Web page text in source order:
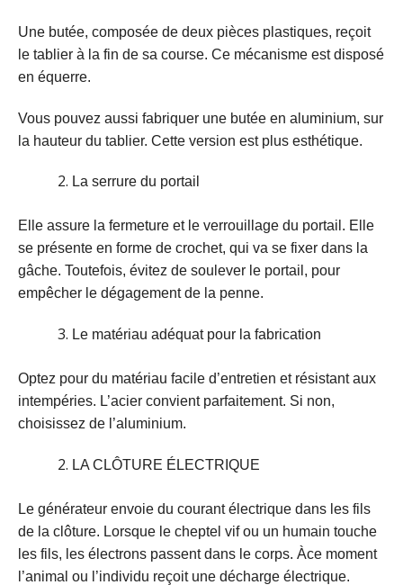
Une butée, composée de deux pièces plastiques, reçoit
le tablier à la fin de sa course. Ce mécanisme est disposé
en équerre.
Vous pouvez aussi fabriquer une butée en aluminium, sur
la hauteur du tablier. Cette version est plus esthétique.
La serrure du portail
Elle assure la fermeture et le verrouillage du portail. Elle
se présente en forme de crochet, qui va se fixer dans la
gâche. Toutefois, évitez de soulever le portail, pour
empêcher le dégagement de la penne.
Le matériau adéquat pour la fabrication
Optez pour du matériau facile d’entretien et résistant aux
intempéries. L’acier convient parfaitement. Si non,
choisissez de l’aluminium.
LA CLÔTURE ÉLECTRIQUE
Le générateur envoie du courant électrique dans les fils
de la clôture. Lorsque le cheptel vif ou un humain touche
les fils, les électrons passent dans le corps. Àce moment
l’animal ou l’individu reçoit une décharge électrique.